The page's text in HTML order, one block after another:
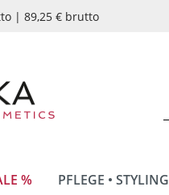
| 89,25 € brutto
% PFLEGE • STYLING